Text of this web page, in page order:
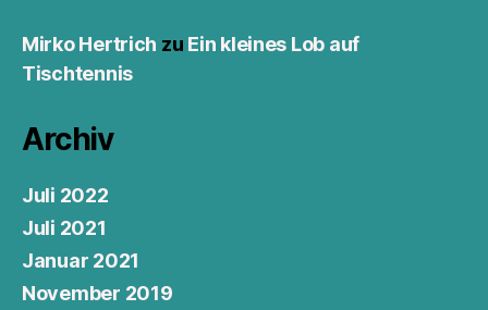
Mirko Hertrich zu Ein kleines Lob auf
Tischtennis
Archiv
Juli 2022
Juli 2021
Januar 2021
November 2019